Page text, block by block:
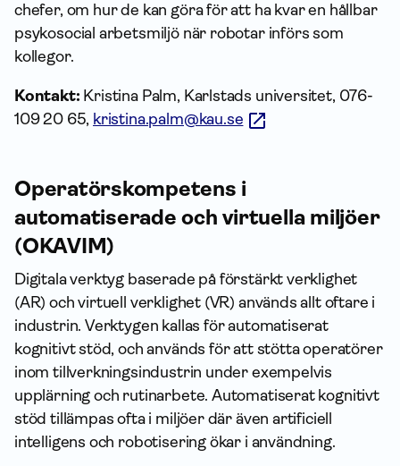
chefer, om hur de kan göra för att ha kvar en hållbar
psykosocial arbetsmiljö när robotar införs som
kollegor.
Kontakt: Kristina Palm, Karlstads universitet, 076-
109 20 65, kristina.palm@kau.se
Operatörskompetens i
automatiserade och virtuella miljöer
(OKAVIM)
Digitala verktyg baserade på förstärkt verklighet
(AR) och virtuell verklighet (VR) används allt oftare i
industrin. Verktygen kallas för automatiserat
kognitivt stöd, och används för att stötta operatörer
inom tillverkningsindustrin under exempelvis
upplärning och rutinarbete. Automatiserat kognitivt
stöd tillämpas ofta i miljöer där även artificiell
intelligens och robotisering ökar i användning.